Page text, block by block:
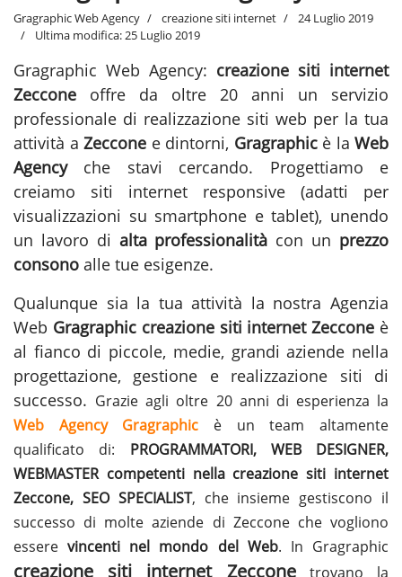
Gragraphic Web Agency creazione siti internet
24 Luglio 2019
Ultima modifica: 25 Luglio 2019
Gragraphic Web Agency: creazione siti internet
Zeccone offre da oltre 20 anni un servizio
professionale di realizzazione siti web per la tua
attività a Zeccone e dintorni, Gragraphic è la Web
Agencyche stavi cercando. Progettiamo e
creiamo siti internet responsive (adatti per
visualizzazioni su smartphone e tablet), unendo
un lavoro di alta professionalità con un prezzo
consono alle tue esigenze.
Qualunque sia la tua attività la nostra Agenzia
Web Gragraphic creazione siti internet Zeccone è
al fianco di piccole, medie, grandi aziende nella
progettazione, gestione e realizzazione siti di
successo. Grazie agli oltre 20 anni di esperienza la
Web Agency Gragraphic è un team altamente
qualificato di: PROGRAMMATORI, WEB DESIGNER,
WEBMASTER competenti nella creazione siti internet
Zeccone, SEO SPECIALIST, che insieme gestiscono il
successo di molte aziende di Zeccone che vogliono
esserevincenti nel mondo del Web. In Gragraphic
creazione siti internet Zecconetrovano la